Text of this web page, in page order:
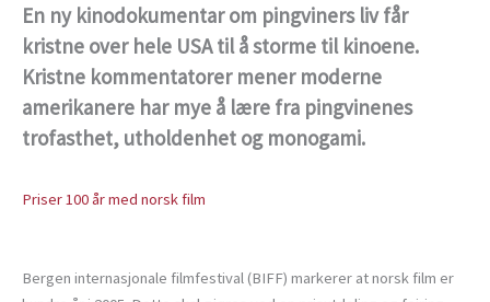
En ny kinodokumentar om pingviners liv får
kristne over hele USA til å storme til kinoene.
Kristne kommentatorer mener moderne
amerikanere har mye å lære fra pingvinenes
trofasthet, utholdenhet og monogami.
Priser 100 år med norsk film
Bergen internasjonale filmfestival (BIFF) markerer at norsk film er